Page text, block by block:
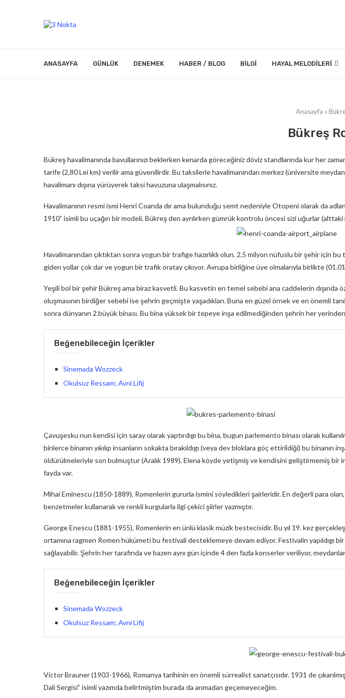
ANASAYFA GÜNLÜK DENEMEK HABER / BLOG BILGI HAYAL MELODILERI
Anasayfa »
Bükreş
Bükreş havalimanında bavullarınızı beklerken kenarda göreceğiniz döviz standlarında kur her
tarife (2,80 Lei km) verilir ama güvenilirdir.Bu taksilerle havalimanından merkez (üniversite
havalimanı dışına yürüyerek taksi havuzuna ulaşmalısınız.
Havalimanının resmi ismi Henri Coanda dır ama bulunduğu semt nedeniyle Otopeni olarak da
1910” isimli bu uçağın bir modeli, Bükreş den ayrılırken gümrük kontrolu öncesi sizi uğurlar (alttaki
Havalimanından çıktıktan sonra yogun bir trafige hazırlıklı olun. 2,5 milyon nüfuslu bir şehir için
giden yollar çok dar ve yogun bir trafik oratay çıkıyor. Avrupa birliğine üye olmalarıyla birlikte
Yeşili bol bir şehir Bükreş ama biraz kasvetli. Bu kasvetin en temel sebebi ana caddelerin
oluşmasının birdiğer sebebi ise şehrin geçmişte yaşadıkları. Buna en güzel örnek ve en önemli
sonra dünyanın 2.büyük binası. Bu bina yüksek bir tepeye inşa edilmediğinden şehrin her
Beğenebileceğin İçerikler
Sinemada Wozzeck
Okulsuz Ressam; Avni Lifij
Çavuşesku nun kendisi için saray olarak yaptırdıgı bu bina, bugun parlemento binası olarak
binlerce binanın yıkılıp insanların sokakta bırakıldıgı (veya dev bloklara göç ettirildiği) bu
öldürülmeleriyle son bulmuştur (Aralık 1989). Elena köyde yetişmiş ve kendisini geliştirmemiş bir
fayda var.
Mihai Eminescu (1850-1889), Romenlerin gururla ismini söyledikleri şairleridir. En değerli para
benzetmeler kullanarak ve renkli kurgularla ilgi çekici şiirler yazmıştır.
George Enescu (1881-1955), Romenlerin en ünlü klasik müzik bestecisidir. Bu yıl 19. kez
ortamına ragmen Romen hükümeti bu festivali desteklemeye devam ediyor. Festivalin yapıldıgı
sağlayabilir. Şehrin her tarafında ve bazen aynı gün içinde 4 den fazla konserler veriliyor,
Beğenebileceğin İçerikler
Sinemada Wozzeck
Okulsuz Ressam; Avni Lifij
Victor Brauner (1903-1966), Romanya tarihinin en önemli sürrealist sanatçısıdır. 1931 de
Dali Sergisi” isimli yazımda belirtmiştim burada da anmadan geçemeyeceğim.